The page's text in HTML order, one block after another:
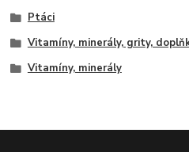
Ptáci
Vitamíny, minerály, grity,
Vitamíny, minerály